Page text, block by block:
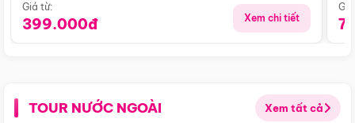
Giá từ:
399.000đ Xem chi tiết
TOUR NƯỚC NGOÀI Xem tất cả
Điểm nổi bật